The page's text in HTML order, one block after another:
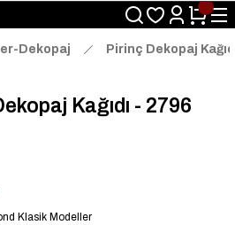
Sepette Hemen %10 İndirim Fırsatını
Kaçırmayın!
Dekopaj Pirinç Dekopaj
Kağıdı - 2796
Klasik Modeller